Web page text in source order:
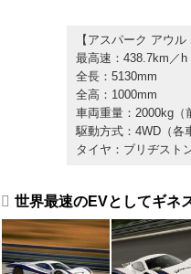
【アスパーク アウル
最高速：438.7km／h
全長：5130mm
全高：1000mm
車両重量：2000kg（
駆動方式：4WD（各
タイヤ：ブリヂスト
世界最速のEVとしてギネ